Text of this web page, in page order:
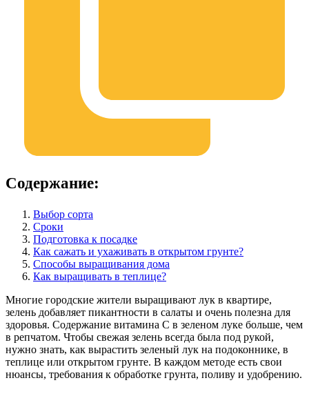
Содержание:
Выбор сорта
Сроки
Подготовка к посадке
Как сажать и ухаживать в открытом грунте?
Способы выращивания дома
Как выращивать в теплице?
Многие городские жители выращивают лук в квартире,
зелень добавляет пикантности в салаты и очень полезна для
здоровья. Содержание витамина С в зеленом луке больше, чем
в репчатом. Чтобы свежая зелень всегда была под рукой,
нужно знать, как вырастить зеленый лук на подоконнике, в
теплице или открытом грунте. В каждом методе есть свои
нюансы, требования к обработке грунта, поливу и удобрению.